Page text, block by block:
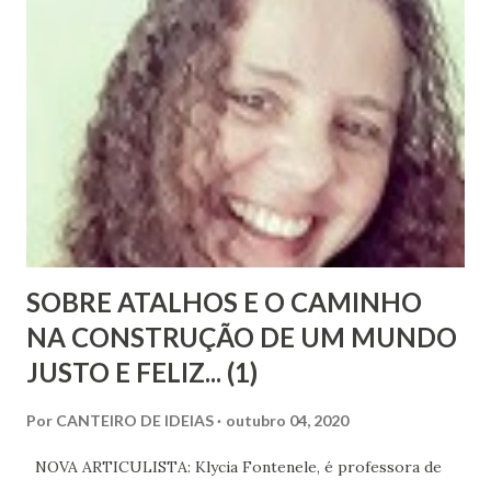
Bezerra, sobrinha-bisneta de Bezerra, residente em
Fortaleza, conseguimos montar a maior parte desse
intricado quebra-cabeças, cujas informações
compartilhamos neste mês em que relembramos os 180
anos de seu nascimento. Bezerra casou-se...
SOBRE ATALHOS E O CAMINHO
NA CONSTRUÇÃO DE UM MUNDO
JUSTO E FELIZ... (1)
Por CANTEIRO DE IDEIAS outubro 04, 2020
NOVA ARTICULISTA: Klycia Fontenele, é professora de